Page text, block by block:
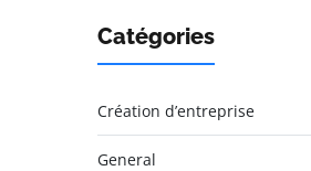
Catégories
Création d’entreprise
General